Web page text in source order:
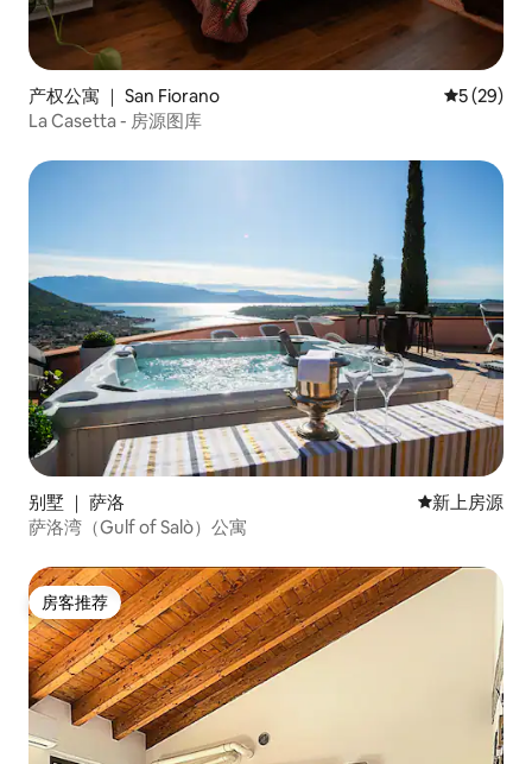
产权公寓 ｜ San Fiorano 平均评分
5 (29)
La Casetta - 房源图库
别墅 ｜ 萨洛 新房源
新上房源
萨洛湾（Gulf of Salò）公寓
房客推荐
房客推荐